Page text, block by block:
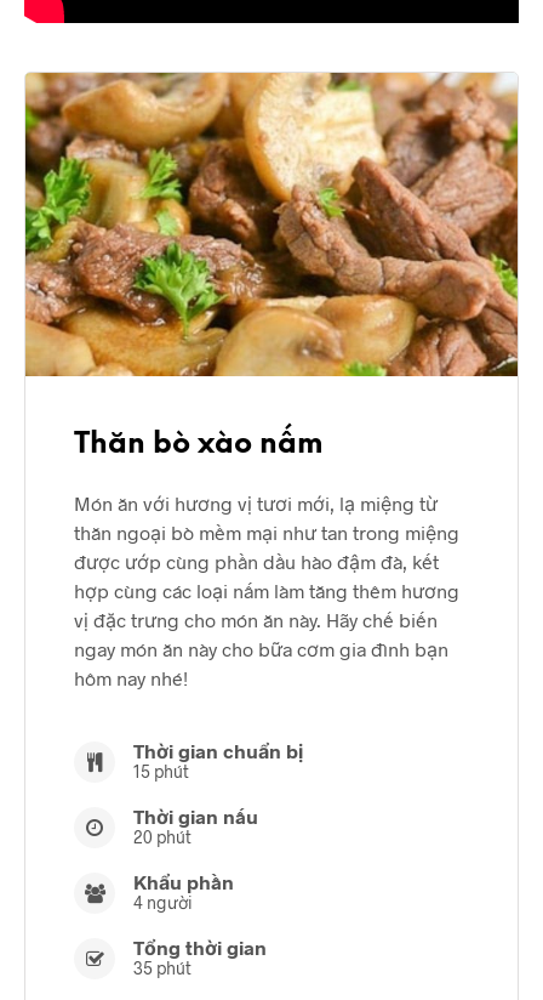
Thăn bò xào nấm
Món ăn với hương vị tươi mới, lạ miệng từ
thăn ngoại bò mềm mại như tan trong miệng
được ướp cùng phần dầu hào đậm đà, kết
hợp cùng các loại nấm làm tăng thêm hương
vị đặc trưng cho món ăn này. Hãy chế biến
ngay món ăn này cho bữa cơm gia đình bạn
hôm nay nhé!
Thời gian chuẩn bị
15 phút
Thời gian nấu
20 phút
Khẩu phần
4 người
Tổng thời gian
35 phút